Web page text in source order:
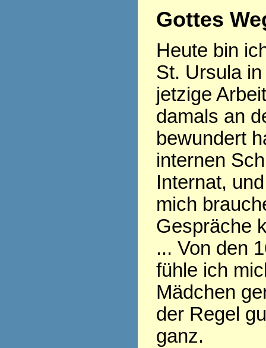
Gottes
Heute bin
St. Ursula
jetzige
damals an
bewundert
internen
Internat,
mich
Gespräche
... Von den
fühle ich
Mädchen
der Regel
ganz.